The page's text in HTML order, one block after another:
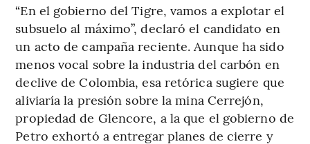
“En el gobierno del Tigre, vamos a explotar el
subsuelo al máximo”, declaró el candidato en
un acto de campaña reciente. Aunque ha sido
menos vocal sobre la industria del carbón en
declive de Colombia, esa retórica sugiere que
aliviaría la presión sobre la mina Cerrejón,
propiedad de Glencore, a la que el gobierno de
Petro exhortó a entregar planes de cierre y